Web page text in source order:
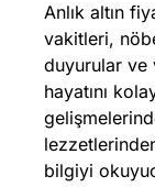
Anlık altın
vakitleri,
duyurular ve
hayatını
bilgiyi